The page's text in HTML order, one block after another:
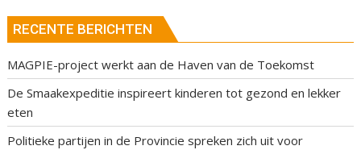
RECENTE BERICHTEN
MAGPIE-project werkt aan de Haven van de Toekomst
De Smaakexpeditie inspireert kinderen tot gezond en lekker
eten
Politieke partijen in de Provincie spreken zich uit voor